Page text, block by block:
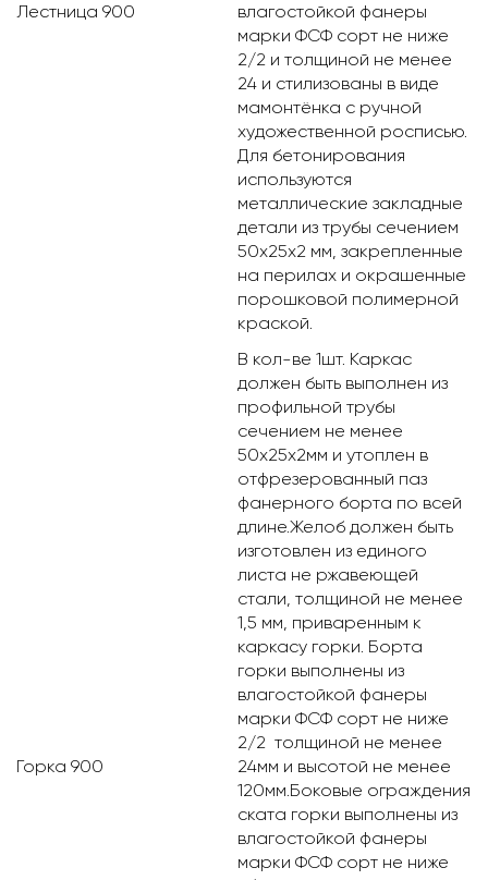
Лестница 900
влагостойкой фанеры
марки ФСФ сорт не ниже
2/2 и толщиной не менее
24 и стилизованы в виде
мамонтёнка с ручной
художественной росписью.
Для бетонирования
используются
металлические закладные
детали из трубы сечением
50х25х2 мм, закрепленные
на перилах и окрашенные
порошковой полимерной
краской.
Горка 900
В кол-ве 1шт. Каркас
должен быть выполнен из
профильной трубы
сечением не менее
50х25х2мм и утоплен в
отфрезерованный паз
фанерного борта по всей
длине.Желоб должен быть
изготовлен из единого
листа не ржавеющей
стали, толщиной не менее
1,5 мм, приваренным к
каркасу горки. Борта
горки выполнены из
влагостойкой фанеры
марки ФСФ сорт не ниже
2/2 толщиной не менее
24мм и высотой не менее
120мм.Боковые ограждения
ската горки выполнены из
влагостойкой фанеры
марки ФСФ сорт не ниже